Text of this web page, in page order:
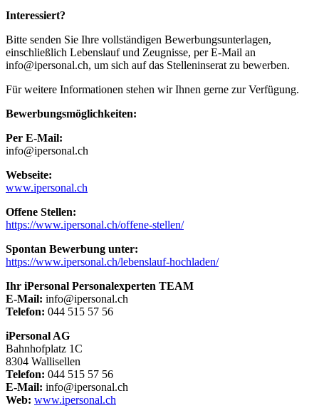
Interessiert?
Bitte senden Sie Ihre vollständigen Bewerbungsunterlagen,
einschließlich Lebenslauf und Zeugnisse, per E-Mail an
info@ipersonal.ch, um sich auf das Stelleninserat zu bewerben.
Für weitere Informationen stehen wir Ihnen gerne zur Verfügung.
Bewerbungsmöglichkeiten:
Per E-Mail:
info@ipersonal.ch
Webseite:
www.ipersonal.ch
Offene Stellen:
https://www.ipersonal.ch/offene-stellen/
Spontan Bewerbung unter:
https://www.ipersonal.ch/lebenslauf-hochladen/
Ihr iPersonal Personalexperten TEAM
E-Mail: info@ipersonal.ch
Telefon: 044 515 57 56
iPersonal AG
Bahnhofplatz 1C
8304 Wallisellen
Telefon: 044 515 57 56
E-Mail: info@ipersonal.ch
Web: www.ipersonal.ch